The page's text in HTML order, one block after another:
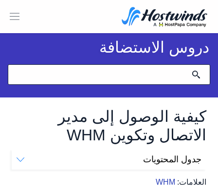
دروس الاستضافة
كيفية الوصول إلى مدير
الاتصال وتكوين WHM
العلامات: WHM
جدول المحتويات
أنواع الاتصالات المختلفة